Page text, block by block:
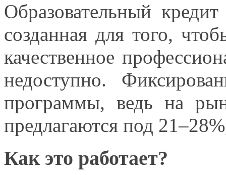
Образовательный
созданная для того,
качественное
недоступно.
программы, ведьна
предлагаются под
Как это работает?